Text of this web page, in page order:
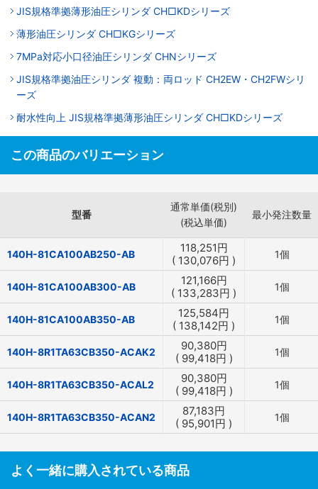
JIS規格準拠薄形油圧シリンダ CH□KDシリーズ
薄形油圧シリンダ CH□KGシリーズ
7MPa対応小口径油圧シリンダ CHNシリーズ
JIS規格準拠油圧シリンダ 複動：両ロッド CH2EW・CH2FWシリ
ーズ
耐水性向上 JIS規格準拠薄形油圧シリンダ CH□KDシリーズ
この商品のバリエーション
型番
通常単価(税別)
(税込単価)
最小発注数量
140H-81CA100AB250-AB 118,251円
( 130,076円 ) 1個
140H-81CA100AB300-AB 121,166円
( 133,283円 ) 1個
140H-81CA100AB350-AB 125,584円
( 138,142円 ) 1個
140H-8R1TA63CB350-ACAK2 90,380円
( 99,418円 ) 1個
140H-8R1TA63CB350-ACAL2 90,380円
( 99,418円 ) 1個
140H-8R1TA63CB350-ACAN2 87,183円
( 95,901円 ) 1個
よく一緒に購入されている商品